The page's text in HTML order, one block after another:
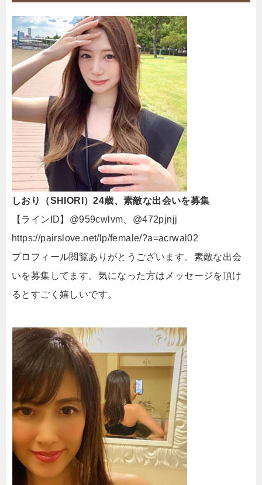
しおり（SHIORI）24歳、素敵な出会いを募集
【ラインID】@959cwlvm、@472pjnjj
https://pairslove.net/lp/female/?a=acrwal02
プロフィール閲覧ありがとうございます。素敵な出会
いを募集してます。気になった方はメッセージを頂け
るとすごく嬉しいです。